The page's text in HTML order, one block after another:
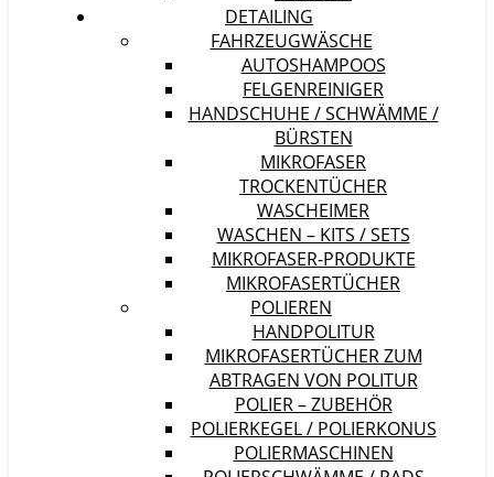
DETAILING
FAHRZEUGWÄSCHE
AUTOSHAMPOOS
FELGENREINIGER
HANDSCHUHE / SCHWÄMME /
BÜRSTEN
MIKROFASER
TROCKENTÜCHER
WASCHEIMER
WASCHEN – KITS / SETS
MIKROFASER-PRODUKTE
MIKROFASERTÜCHER
POLIEREN
HANDPOLITUR
MIKROFASERTÜCHER ZUM
ABTRAGEN VON POLITUR
POLIER – ZUBEHÖR
POLIERKEGEL / POLIERKONUS
POLIERMASCHINEN